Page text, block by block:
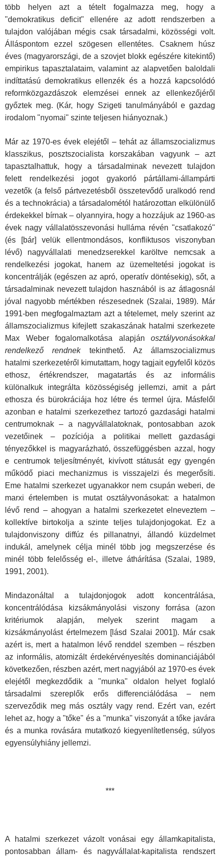
több helyen azt a tételt fogalmazza meg, hogy a
"demokratikus deficit" ellenére az adott rendszerben a
tulajdon valójában mégis csak társadalmi, közösségi volt.
Álláspontom ezzel szögesen ellentétes. Csaknem húsz
éves (magyarországi, de a szovjet blokk egészére kitekintő)
empirikus tapasztalataim, valamint az alapvetően baloldali
indíttatású demokratikus ellenzék és a hozzá kapcsolódó
reformközgazdászok elemzései ennek az ellenkezőjéről
győztek meg. (Kár, hogy Szigeti tanulmányából e gazdag
irodalom "nyomai" szinte teljesen hiányoznak.)
Már az 1970-es évek elejétől – tehát az államszocializmus
klasszikus, posztszocialista korszakában vagyunk – azt
tapasztalhattuk, hogy a társadalminak nevezett tulajdon
felett rendelkezési jogot gyakorló pártállami-állampárti
vezetők (a felső pártvezetésből összetevődő uralkodó rend
és a technokrácia) a társadalométól határozottan elkülönülő
érdekekkel bírnak – olyannyira, hogy a hozzájuk az 1960-as
évek nagy vállalatösszevonási hulláma révén "csatlakozó"
(és [bár] velük ellentmondásos, konfliktusos viszonyban
lévő) nagyvállalati menedzserekkel karöltve nemcsak a
rendelkezési jogokat, hanem az üzemeltetési jogokat is
koncentrálják (egészen az apró, operatív döntésekig), sőt, a
társadalminak nevezett tulajdon hasznából is az átlagosnál
jóval nagyobb mértékben részesednek (Szalai, 1989). Már
1991-ben megfogalmaztam azt a tételemet, mely szerint az
államszocializmus kifejlett szakaszának hatalmi szerkezete
Max Weber fogalomalkotása alapján osztályvonásokkal
rendelkező rendnek tekinthető. Az államszocializmus
hatalmi szerkezetéről kimutattam, hogy tagjait egyfelől közös
ethosz, értékrendszer, magatartás és az informális
különalkuk integrálta közösségiség jellemzi, amit a párt
ethosza és bürokráciája hoz létre és termel újra. Másfelől
azonban e hatalmi szerkezethez tartozó gazdasági hatalmi
centrumoknak – a nagyvállalatoknak, pontosabban azok
vezetőinek – pozíciója a politikai mellett gazdasági
tényezőkkel is magyarázható, összefüggésben azzal, hogy
e centrumok teljesítményét, kivívott státusát egy gyengén
működő piaci mechanizmus is visszajelzi és megerősíti.
Eme hatalmi szerkezet ugyanakkor nem csupán weberi, de
marxi értelemben is mutat osztályvonásokat: a hatalmon
lévő rend – ahogyan a hatalmi szerkezetet elneveztem –
kollektíve birtokolja a szinte teljes tulajdonjogokat. Ez a
tulajdonviszony diffúz és pillanatnyi, állandó küzdelmet
indukál, amelynek célja minél több jog megszerzése és
minél több felelősség el-, illetve áthárítása (Szalai, 1989,
1991, 2001).
Mindazonáltal a tulajdonjogok adott koncentrálása,
koncentrálódása kizsákmányolási viszony forrása (azon
kritériumok alapján, melyek szerint magam a
kizsákmányolást értelmezem [lásd Szalai 2001]). Már csak
azért is, mert a hatalmon lévő renddel szemben – részben
az informális, atomizált érdekérvényesítés dominanciájából
következően, részben azért, mert nagyjából az 1970-es évek
elejétől megkezdődik a "munka" oldalon helyet foglaló
társadalmi szereplők erős differenciálódása – nem
szerveződik meg más osztály vagy rend. Ezért van, ezért
lehet az, hogy a "tőke" és a "munka" viszonyát a tőke javára
és a munka rovására mutatkozó kiegyenlítetlenség, súlyos
egyensúlyhiány jellemzi.
***
A hatalmi szerkezet vázolt vonásai egy államkapitalista,
pontosabban állam- és nagyvállalat-kapitalista rendszert